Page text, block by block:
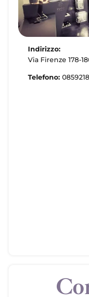
Indirizzo:
Via Firenze 178-
Telefono: